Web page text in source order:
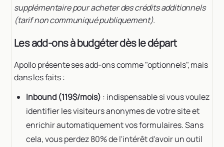
supplémentaire pour acheter des crédits additionnels
(tarif non communiqué publiquement).
Les add-ons à budgéter dès le départ
Apollo présente ses add-ons comme "optionnels", mais
dans les faits :
Inbound (119$/mois) : indispensable si vous voulez
identifier les visiteurs anonymes de votre site et
enrichir automatiquement vos formulaires. Sans
cela, vous perdez 80% de l'intérêt d'avoir un outil